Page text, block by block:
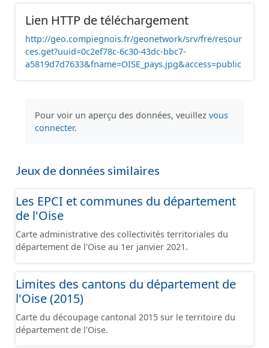
Lien HTTP de téléchargement
http://geo.compiegnois.fr/geonetwork/srv/fre/resour
ces.get?uuid=0c2ef78c-6c30-43dc-bbc7-
a5819d7d7633&fname=OISE_pays.jpg&access=public
Pour voir un aperçu des données, veuillez vous
connecter.
Jeux de données similaires
Les EPCI et communes du département
de l'Oise
Carte administrative des collectivités territoriales du
département de l'Oise au 1er janvier 2021.
Limites des cantons du département de
l'Oise (2015)
Carte du découpage cantonal 2015 sur le territoire du
département de l'Oise.